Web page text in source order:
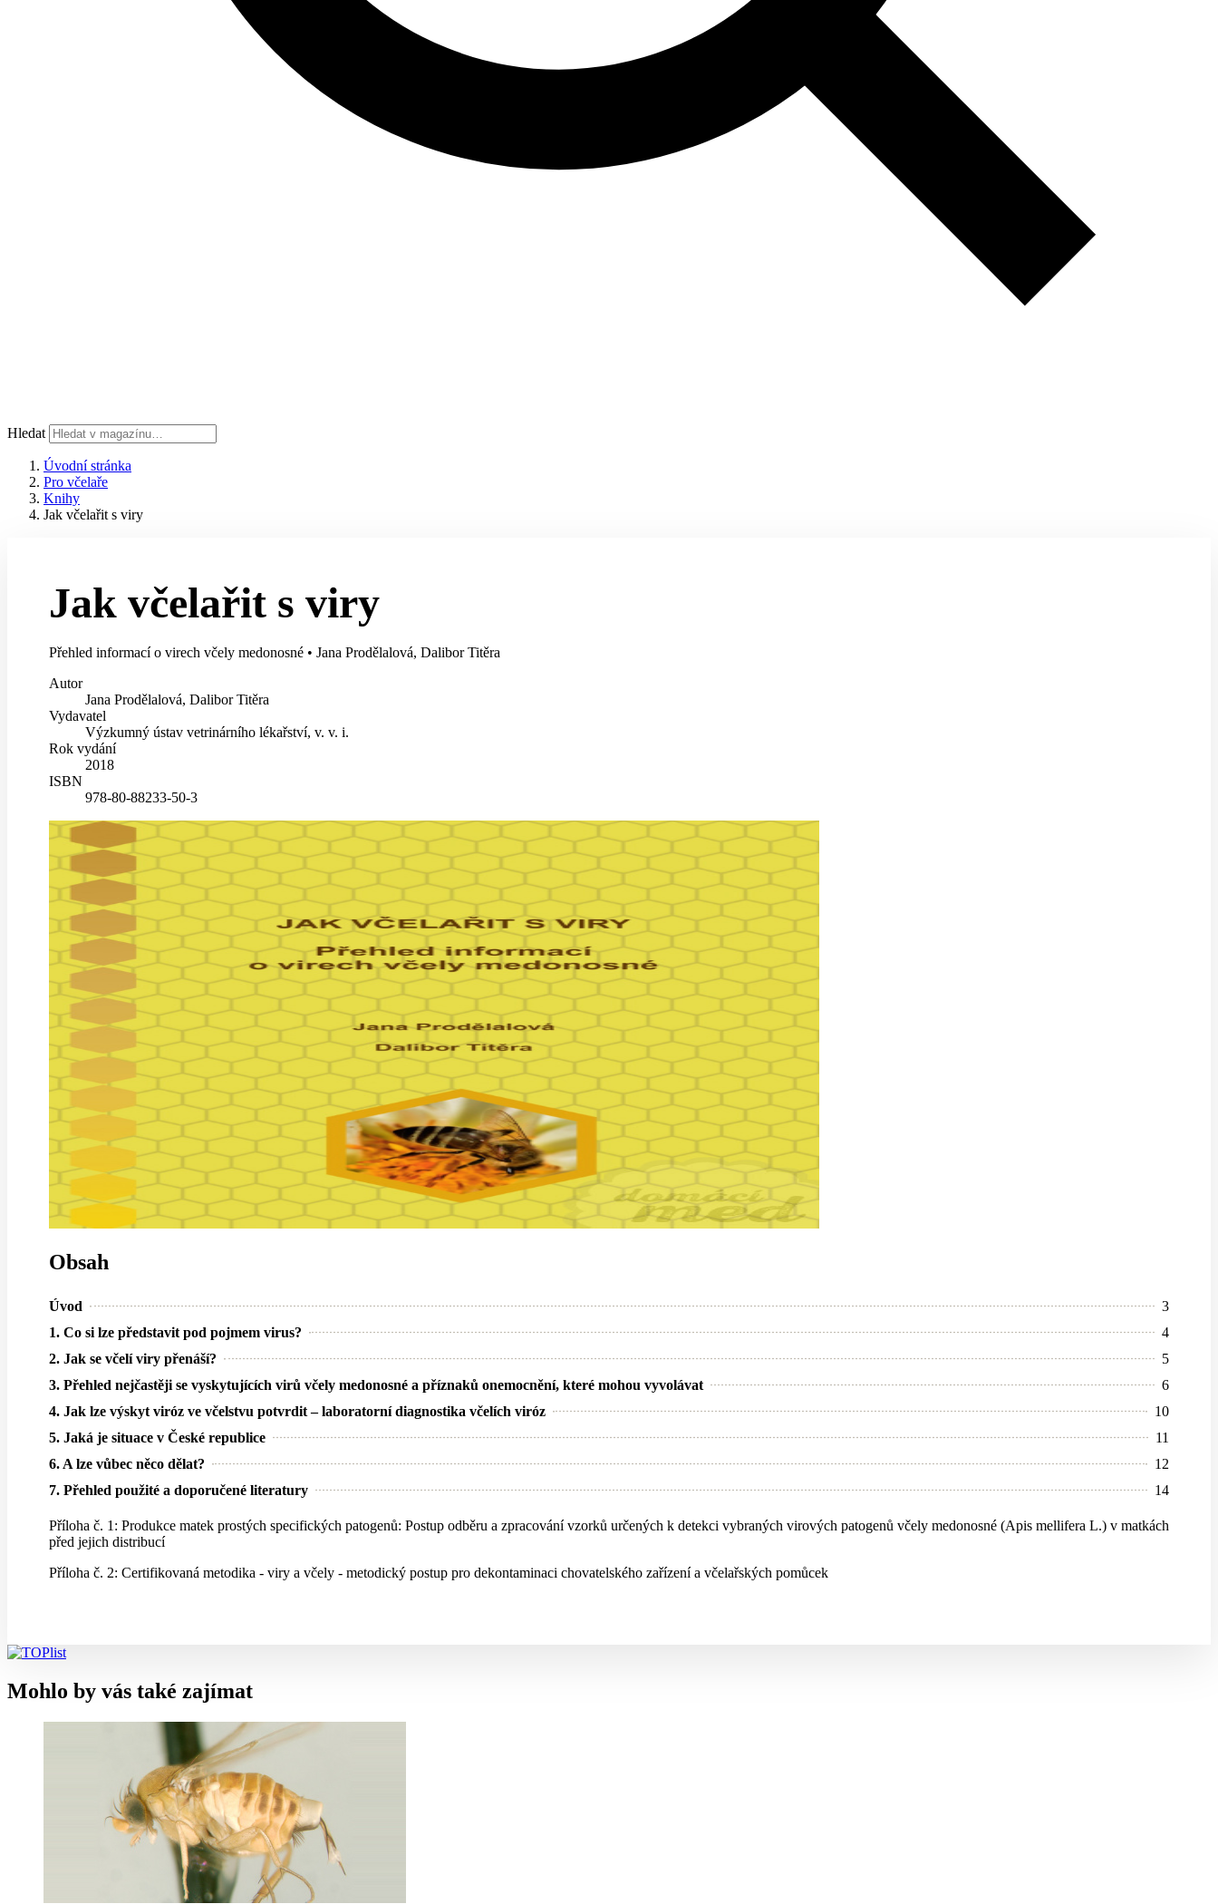
Hledat
Úvodní stránka
Pro včelaře
Knihy
Jak včelařit s viry
Jak včelařit s viry
Přehled informací o virech včely medonosné • Jana Prodělalová, Dalibor Titěra
Autor
Jana Prodělalová, Dalibor Titěra
Vydavatel
Výzkumný ústav vetrinárního lékařství, v. v. i.
Rok vydání
2018
ISBN
978-80-88233-50-3
Obsah
Úvod
3
1. Co si lze představit pod pojmem virus?
4
2. Jak se včelí viry přenáší?
5
3. Přehled nejčastěji se vyskytujících virů včely medonosné a příznaků onemocnění, které mohou vyvolávat
6
4. Jak lze výskyt viróz ve včelstvu potvrdit – laboratorní diagnostika včelích viróz
10
5. Jaká je situace v České republice
11
6. A lze vůbec něco dělat?
12
7. Přehled použité a doporučené literatury
14
Příloha č. 1: Produkce matek prostých specifických patogenů: Postup odběru a zpracování vzorků určených k detekci vybraných virových patogenů včely medonosné (Apis mellifera L.) v matkách
před jejich distribucí
Příloha č. 2: Certifikovaná metodika - viry a včely - metodický postup pro dekontaminaci chovatelského zařízení a včelařských pomůcek
Mohlo by vás také zajímat